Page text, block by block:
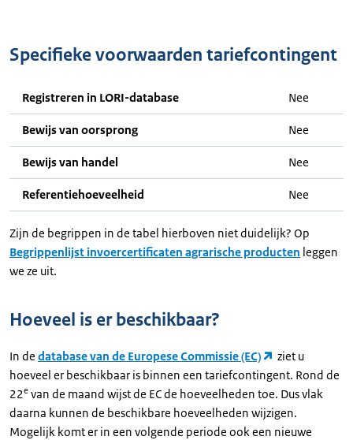
Specifieke voorwaarden tariefcontingent
Registreren in LORI-database Nee
Bewijs van oorsprong Nee
Bewijs van handel Nee
Referentiehoeveelheid Nee
Zijn de begrippen in de tabel hierboven niet duidelijk? Op
Begrippenlijst invoercertificaten agrarische producten leggen
we ze uit.
Hoeveel is er beschikbaar?
In de database van de Europese Commissie (EC)
ziet u
hoeveel er beschikbaar is binnen een tariefcontingent. Rond de
22e van de maand wijst de EC de hoeveelheden toe. Dus vlak
daarna kunnen de beschikbare hoeveelheden wijzigen.
Mogelijk komt er in een volgende periode ook een nieuwe